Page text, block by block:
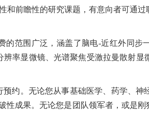
和前瞻性的研究课题，有意向者可通过
的范围广泛，涵盖了脑电-近红外同步
率显微镜、光谱聚焦受激拉曼散射显
预约。无论您从事基础医学、药学、神
成果。无论您是团队领军者，或是刚